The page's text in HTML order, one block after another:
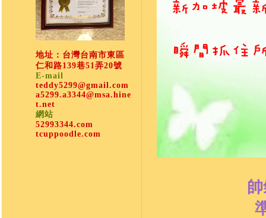
地址：台灣台南市東區
仁和路139巷51弄20號
E-mail
teddy5299@gmail.com
a5299.a3344@msa.hine
t.net
網站
52993344.com
tcuppoodle.com